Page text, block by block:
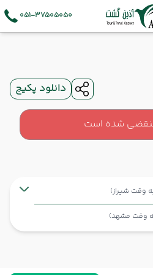
051-37505050
دانلود پکیج
شده است
وقت شیراز)
وقت مشهد)